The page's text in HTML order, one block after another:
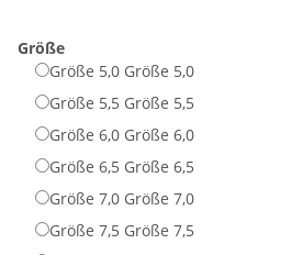
Größe
Größe 5,0 Größe 5,0
Größe 5,5 Größe 5,5
Größe 6,0 Größe 6,0
Größe 6,5 Größe 6,5
Größe 7,0 Größe 7,0
Größe 7,5 Größe 7,5